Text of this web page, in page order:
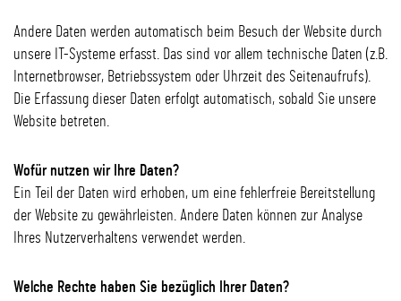
Andere Daten werden automatisch beim Besuch der Website durch
unsere IT-Systeme erfasst. Das sind vor allem technische Daten (z.B.
Internetbrowser, Betriebssystem oder Uhrzeit des Seitenaufrufs).
Die Erfassung dieser Daten erfolgt automatisch, sobald Sie unsere
Website betreten.
Wofür nutzen wir Ihre Daten?
Ein Teil der Daten wird erhoben, um eine fehlerfreie Bereitstellung
der Website zu gewährleisten. Andere Daten können zur Analyse
Ihres Nutzerverhaltens verwendet werden.
Welche Rechte haben Sie bezüglich Ihrer Daten?